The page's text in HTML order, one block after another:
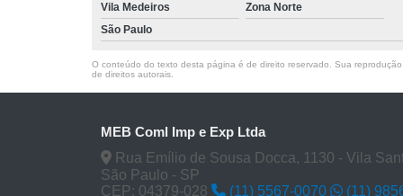
Vila Medeiros
Zona Norte
São Paulo
O conteúdo do texto desta página é de direito reservado. Sua
de direitos autorais
MEB Coml Imp e Exp Ltda
Rua Emílio de Sousa Docca, 1130 - Vila
São Paulo - SP
CEP: 04379-028
(11) 5567-0070 (11)